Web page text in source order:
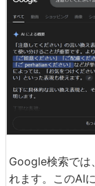
Google検索では
れます。このAI